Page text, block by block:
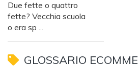
Due fette o quattro
fette? Vecchia scuola
o era sp ...
GLOSSARIO